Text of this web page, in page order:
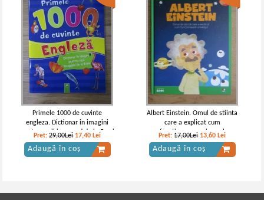
Primele 1000 de cuvinte
engleza. Dictionar in imagini
pentru copii incepand de la 5 ani
Pret:29,00Lei 17,40 Lei
Adaugă în coș
Albert Einstein. Omul de stiinta
care a explicat cum
functioneaza universul
Pret:17,00Lei 13,60 Lei
Adaugă în coș